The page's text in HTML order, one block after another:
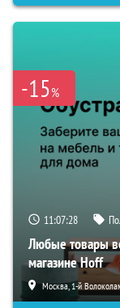
-15%
11:07:27
Любые товары
магазине Hoff
Москва, 1-й